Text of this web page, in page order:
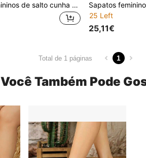
Sapatos femininos de salto cunha 2025, versáteis, biqueira redonda, palha entrançada, decote baixo, estilo europeu e americano, sapatos de salto alto com forro de pele sintética e linho, estilo casual de férias confortável, slip-on, adequados para todas as estações
25 Left
25,11€
Total de 1 páginas 1
Você Também Pode